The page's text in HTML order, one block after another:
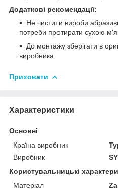
Додаткові рекомендації:
Не чистити вироби
потреби протирати сухою
До монтажу зберігати в
виробника.
Приховати
Характеристики
Основні
Країна виробник
Виробник
Користувальницькі
Матеріал